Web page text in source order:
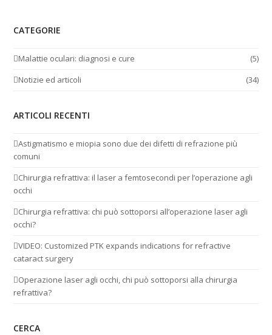
CATEGORIE
Malattie oculari: diagnosi e cure
(5)
Notizie ed articoli
(34)
ARTICOLI RECENTI
Astigmatismo e miopia sono due dei difetti di refrazione più
comuni
Chirurgia refrattiva: il laser a femtosecondi per l’operazione agli
occhi
Chirurgia refrattiva: chi può sottoporsi all’operazione laser agli
occhi?
VIDEO: Customized PTK expands indications for refractive
cataract surgery
Operazione laser agli occhi, chi può sottoporsi alla chirurgia
refrattiva?
CERCA